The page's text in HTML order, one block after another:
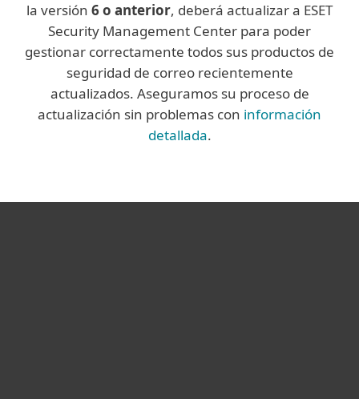
la versión 6 o anterior, deberá actualizar a ESET
Security Management Center para poder
gestionar correctamente todos sus productos de
seguridad de correo recientemente
actualizados. Aseguramos su proceso de
actualización sin problemas con información
detallada.